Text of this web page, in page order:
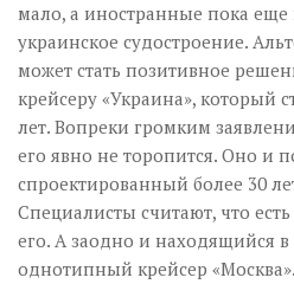
мало, а иностранные пока еще
украинское судостроение.
может стать позитивное
крейсеру «Украина», который
лет. Вопреки громким
его явно не торопится. Оно и
спроектированный более 30
Специалисты считают, что
его. А заодно и находящийся в
однотипный крейсер